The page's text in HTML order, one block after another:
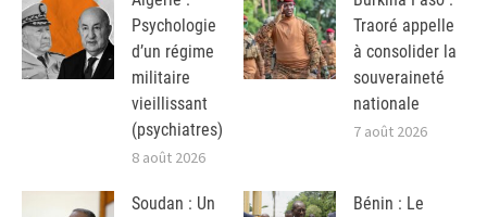
Psychologie
d’un régime
militaire
vieillissant
(psychiatres)
8 août 2026
Traoré appelle
à consolider la
souveraineté
nationale
7 août 2026
Soudan : Un
Bénin : Le